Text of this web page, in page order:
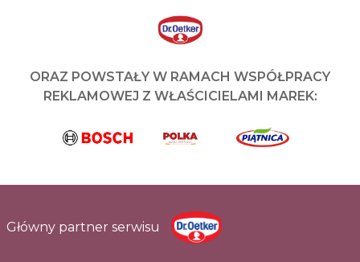
ORAZ POWSTAŁY W RAMACH WSPÓŁPRACY
REKLAMOWEJ Z WŁAŚCICIELAMI MAREK:
Główny partner serwisu